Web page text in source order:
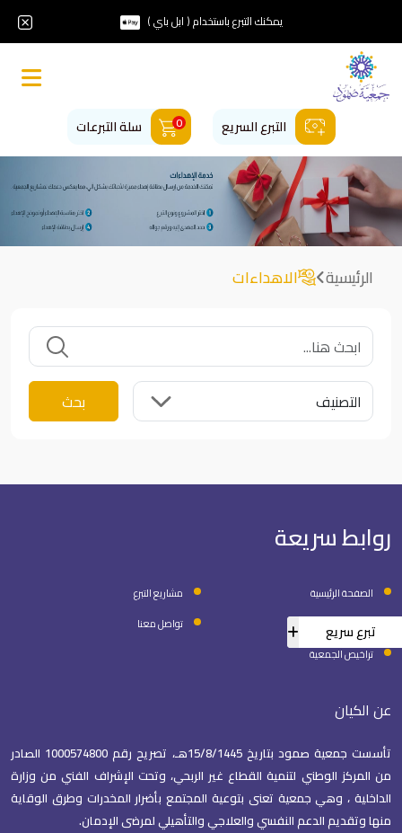
تبرع سريع
يمكنك التبرع باستخدام ( ابل باي ) إغلاق
التبرع السريع 0 سلة التبرعات
الرئيسية الاهداءات
بحث
عن الكيان
تأسست جمعية صمود بتاريخ 15/8/1445هـ، تصريح رقم 1000574800 الصادر
من المركز الوطني لتنمية القطاع غير الربحي، وتحت الإشراف الفني من وزارة
الداخلية ، وهي جمعية تعنى بتوعية المجتمع بأضرار المخدرات وطرق الوقاية
منها وتقديم الدعم النفسي والعلاجي والتأهيلي لمرضى الإدمان.
روابط سريعة
الصفحة الرئيسيةروابط سريعة في التذييل مشاريع التبرع
الحسابات البنكية روابط سريعة في التذييل تواصل معنا
تراخيص الجمعيةروابط سريعة في التذييل